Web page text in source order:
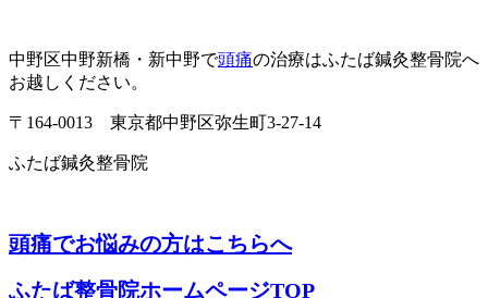
中野区中野新橋・新中野で頭痛の治療はふたば鍼灸整骨院へ
お越しください。
〒164-0013 東京都中野区弥生町3-27-14
ふたば鍼灸整骨院
頭痛でお悩みの方はこちらへ
ふたば整骨院ホームページTOP